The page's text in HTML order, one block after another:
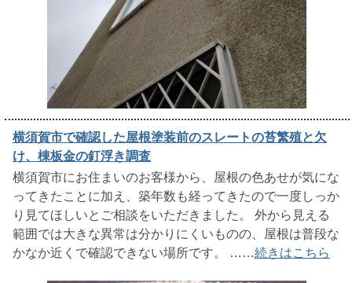
横須賀市で確認した屋根塗装前のスレートの苔繁殖と欠
け、棟板金の釘浮き調査
横須賀市にお住まいのお客様から、屋根の色あせが気にな
ってきたことに加え、築年数も経ってきたので一度しっか
り見てほしいとご相談をいただきました。 外から見える
範囲では大きな異常は分かりにくいものの、屋根は普段な
かなか近くで確認できない場所です。 ……続きはこちら